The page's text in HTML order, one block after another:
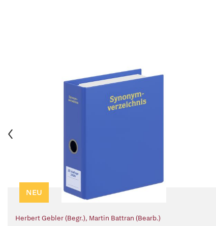
NEU
Herbert Gebler (Begr.), Martin Battran (Bearb.)